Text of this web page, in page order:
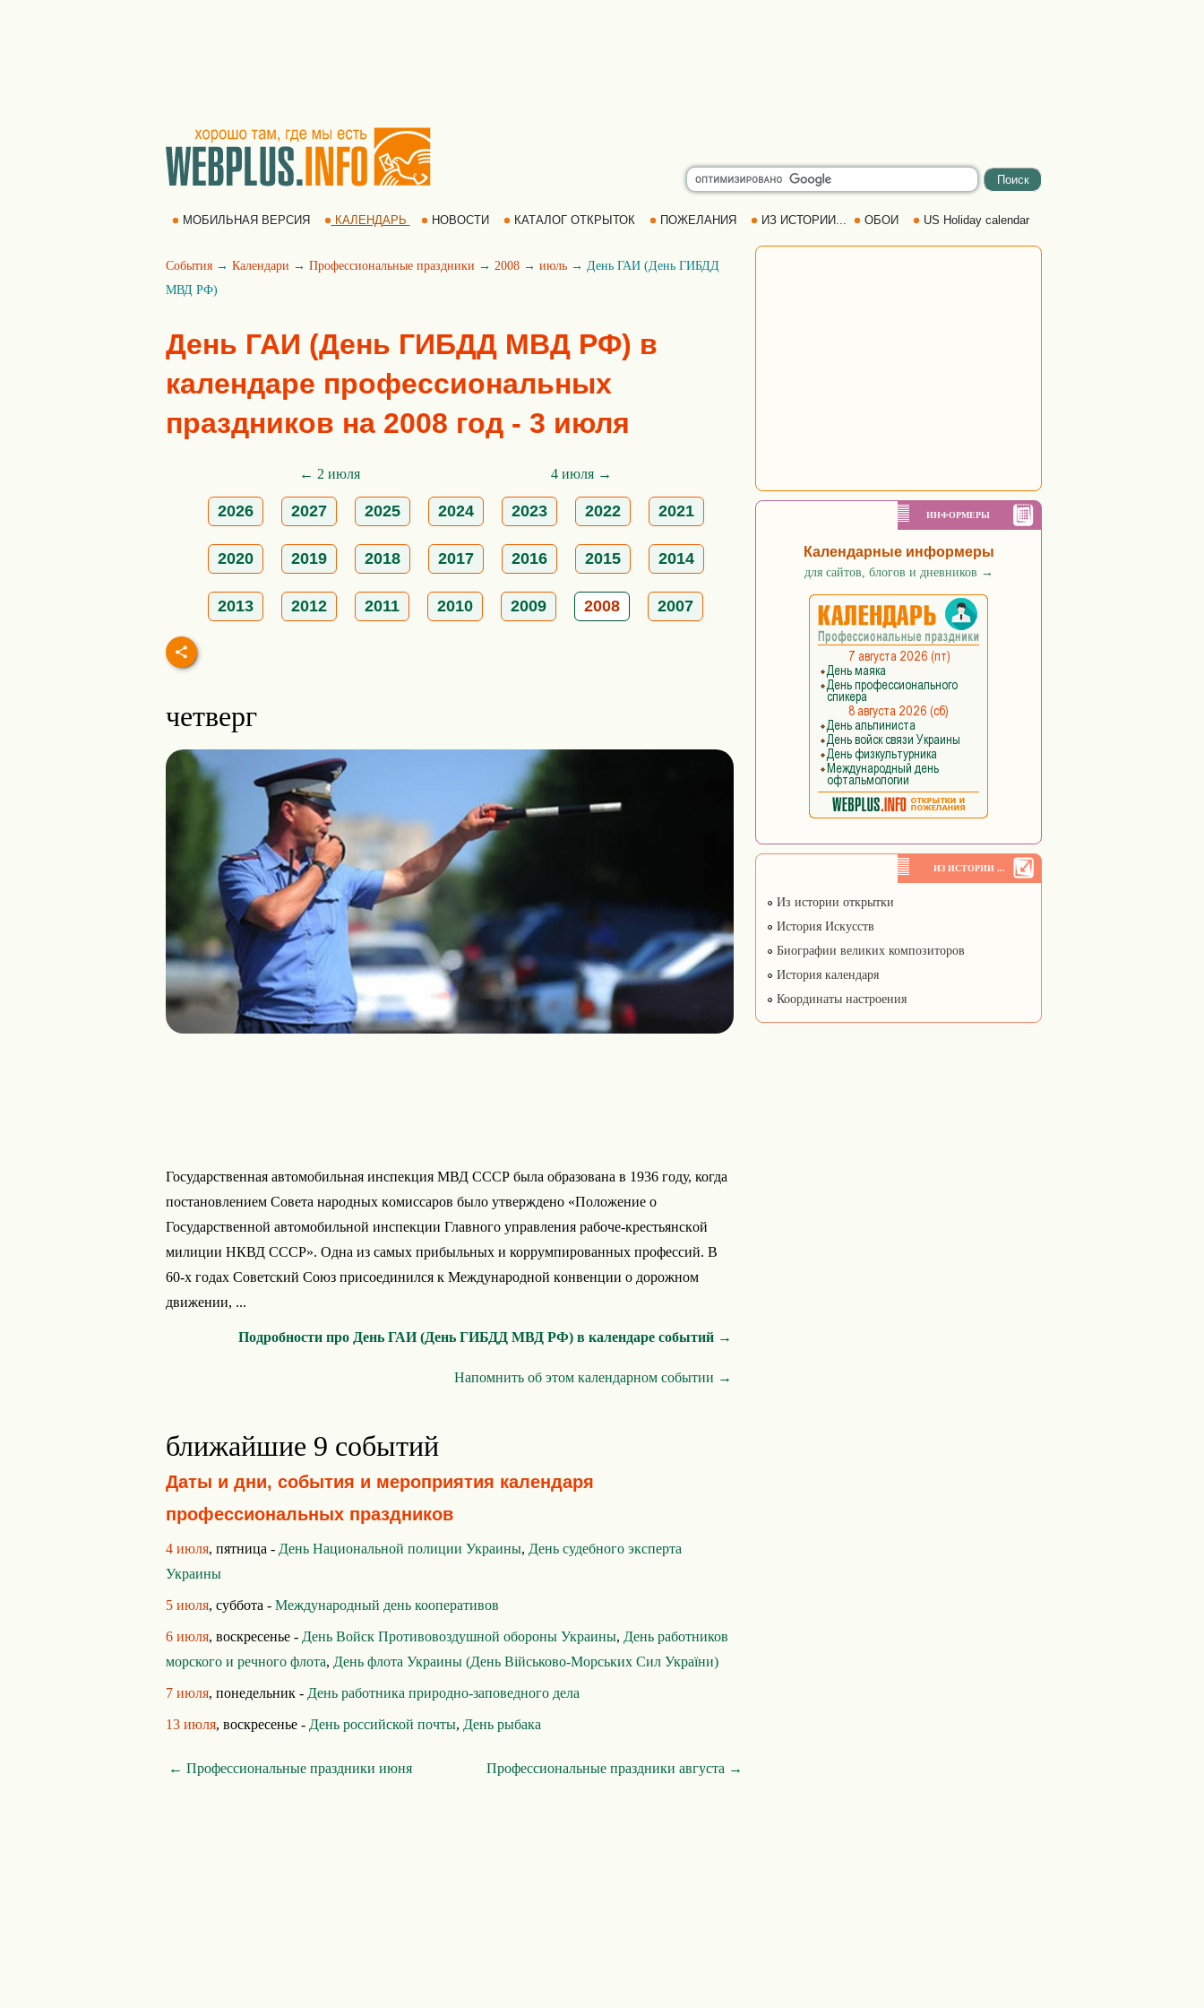
МОБИЛЬНАЯ ВЕРСИЯ КАЛЕНДАРЬ НОВОСТИ КАТАЛОГ ОТКРЫТОК ПОЖЕЛАНИЯ ИЗ ИСТОРИИ... ОБОИ US Holiday calendar
События → Календари → Профессиональные праздники → 2008 → июль → День ГАИ (День ГИБДД
МВД РФ)
День ГАИ (День ГИБДД МВД РФ) в
календаре профессиональных
праздников на 2008 год - 3 июля
← 2 июля 4 июля →
2026 2027 2025 2024 2023 2022 2021
2020 2019 2018 2017 2016 2015 2014
2013 2012 2011 2010 2009 2008 2007
четверг
Государственная автомобильная инспекция МВД СССР была образована в 1936 году, когда
пocтaнoвлeниeм Coвeтa нapoдныx кoмиccapoв было yтвepждeнo «Положение o
Государственной автомобильной инспекции Главного управления paбoчe-кpecтьянcкoй
милиции НКВД CCCP». Одна из самых прибыльных и коррумпированных профессий. В
60-x гoдax Coвeтcкий Coюз пpиcoeдинилcя к Мeждyнapoднoй кoнвeнции o дopoжнoм
движeнии, ...
Подробности про День ГАИ (День ГИБДД МВД РФ) в календаре событий →
Напомнить об этом календарном событии →
ближайшие 9 событий
Даты и дни, события и мероприятия календаря
профессиональных праздников
4 июля, пятница - День Национальной полиции Украины, День судебного эксперта
Украины
5 июля, суббота - Международный день кооперативов
6 июля, воскресенье - День Войск Противовоздушной обороны Украины, День работников
морского и речного флота, День флота Украины (День Військово-Морських Сил України)
7 июля, понедельник - День работника природно-заповедного дела
13 июля, воскресенье - День российской почты, День рыбака
← Профессиональные праздники июня Профессиональные праздники августа →
ИНФОРМЕРЫ
Календарные информеры
для сайтов, блогов и дневников →
ИЗ ИСТОРИИ ...
Из истории открытки
История Искусств
Биографии великих композиторов
История календаря
Координаты настроения